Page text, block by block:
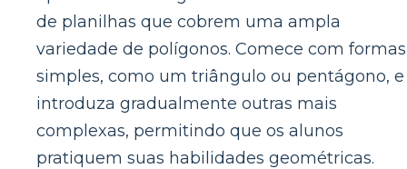
de planilhas que cobrem uma ampla
variedade de polígonos. Comece com formas
simples, como um triângulo ou pentágono, e
introduza gradualmente outras mais
complexas, permitindo que os alunos
pratiquem suas habilidades geométricas.